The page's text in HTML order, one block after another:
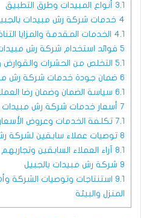
3.1 أنواع المبيدات وطرق التطبيق
4 خدمات شركة رش مبيدات
4.1 الخدمات المقدمة والمزايا
5 فوائد استخدام شركة رش
5.1 التخلص من الحشرات
6 ضمان جودة خدمات شركة رش
6.1 سياسة الضمان وضمان رضا
7 أسعار خدمات شركة رش مبيدات
7.1 تكلفة الخدمات وعروض الأسعار
8 توصيات عملاء سابقين لشركة
8.1 آراء العملاء السابقين وتجاربهم
9 شركة رش مبيدات بالجبيل
9.1 استنتاجات وتوصيات الشركة
المنزل والبيئة